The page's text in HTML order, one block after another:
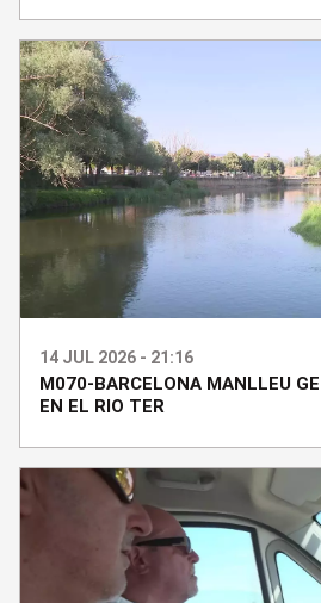
14 JUL 2026 - 21:16
M070-BARCELONA MANLLEU
EN EL RIO TER